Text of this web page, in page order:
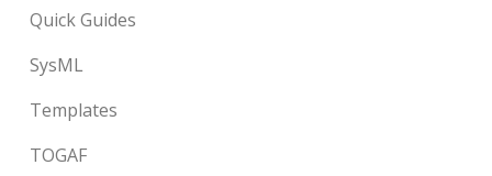
Quick Guides
SysML
Templates
TOGAF